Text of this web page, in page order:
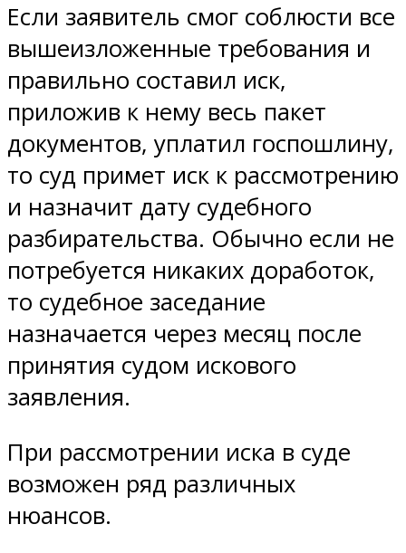
Если заявитель смог соблюсти все
вышеизложенные требования и
правильно составил иск,
приложив к нему весь пакет
документов, уплатил госпошлину,
то суд примет иск к рассмотрению
и назначит дату судебного
разбирательства. Обычно если не
потребуется никаких доработок,
то судебное заседание
назначается через месяц после
принятия судом искового
заявления.
При рассмотрении иска в суде
возможен ряд различных
нюансов.